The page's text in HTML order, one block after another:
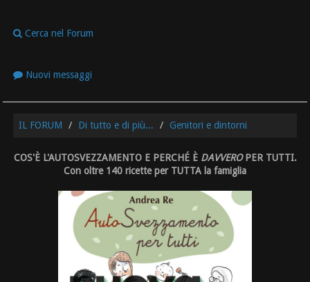
Cerca nel Forum
Nuovi messaggi
IL FORUM Di tutto e di più... Genitori e dintorni
COS'È L'AUTOSVEZZAMENTO E PERCHÉ È DAVVEROPER TUTTI.
Con oltre 140 ricette per TUTTA la famiglia